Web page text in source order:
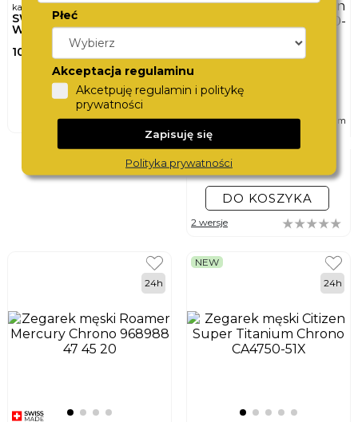
karta podarunkowa
SWISS
WATCHCARD
100,-
DO KOSZYKA
zegarek męski 42mm
CITIZEN
QUARTZ CHRONO
770,-
DO KOSZYKA
2 wersje
24h
NEW
24h
Płeć
Akceptacja regulaminu
Akcetpuję regulamin i politykę
prywatności
Zapisuję się
Polityka prywatności